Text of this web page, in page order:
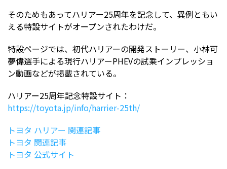
そのためもあってハリアー25周年を記念して、異例ともい
える特設サイトがオープンされたわけだ。
特設ページでは、初代ハリアーの開発ストーリー、小林可
夢偉選手による現行ハリアーPHEVの試乗インプレッショ
ン動画などが掲載されている。
ハリアー25周年記念特設サイト：
https://toyota.jp/info/harrier-25th/
トヨタ ハリアー 関連記事
トヨタ 関連記事
トヨタ 公式サイト